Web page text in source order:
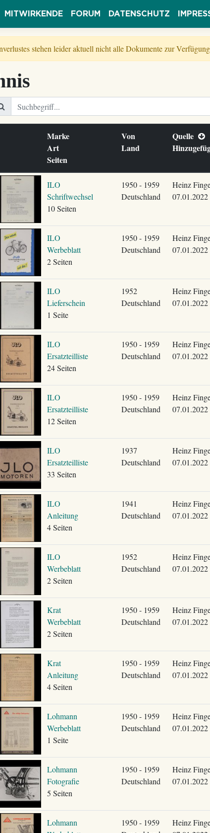
MITWIRKENDE FORUM DATENSCHUTZ
stehen leider aktuell nicht alle Dokumente zur
Marke
Art
Seiten
Von
Land
Quelle
ILO
Schriftwechsel
10 Seiten
1950 - 1959
Deutschland
Heinz
07.01.2022
ILO
Werbeblatt
2 Seiten
1950 - 1959
Deutschland
Heinz
07.01.2022
ILO
Lieferschein
1 Seite
1952
Deutschland
Heinz
07.01.2022
ILO
Ersatzteilliste
24 Seiten
1950 - 1959
Deutschland
Heinz
07.01.2022
ILO
Ersatzteilliste
12 Seiten
1950 - 1959
Deutschland
Heinz
07.01.2022
ILO
Ersatzteilliste
33 Seiten
1937
Deutschland
Heinz
07.01.2022
ILO
Anleitung
4 Seiten
1941
Deutschland
Heinz
07.01.2022
ILO
Werbeblatt
2 Seiten
1952
Deutschland
Heinz
07.01.2022
Krat
Werbeblatt
2 Seiten
1950 - 1959
Deutschland
Heinz
07.01.2022
Krat
Anleitung
4 Seiten
1950 - 1959
Deutschland
Heinz
07.01.2022
Lohmann
Werbeblatt
1 Seite
1950 - 1959
Deutschland
Heinz
07.01.2022
Lohmann
Fotografie
5 Seiten
1950 - 1959
Deutschland
Heinz
07.01.2022
Lohmann
1950 - 1959
Heinz